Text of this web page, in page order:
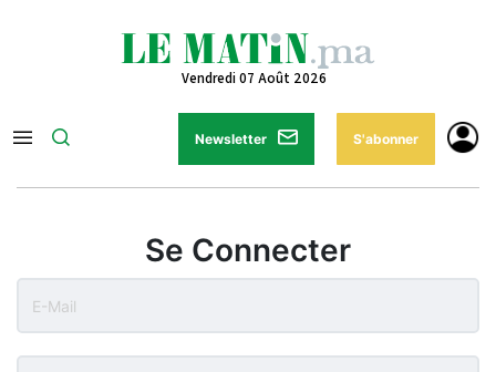
Vendredi 07 Août 2026
Newsletter S'abonner
Se Connecter